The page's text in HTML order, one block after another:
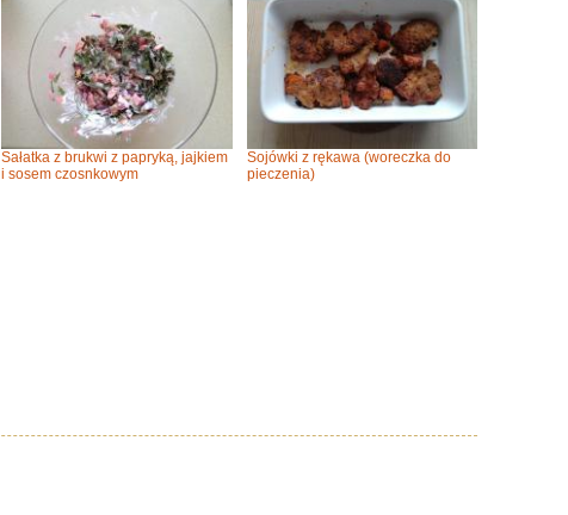
Sałatka z brukwi z papryką, jajkiem
i sosem czosnkowym
Sojówki z rękawa (woreczka do
pieczenia)